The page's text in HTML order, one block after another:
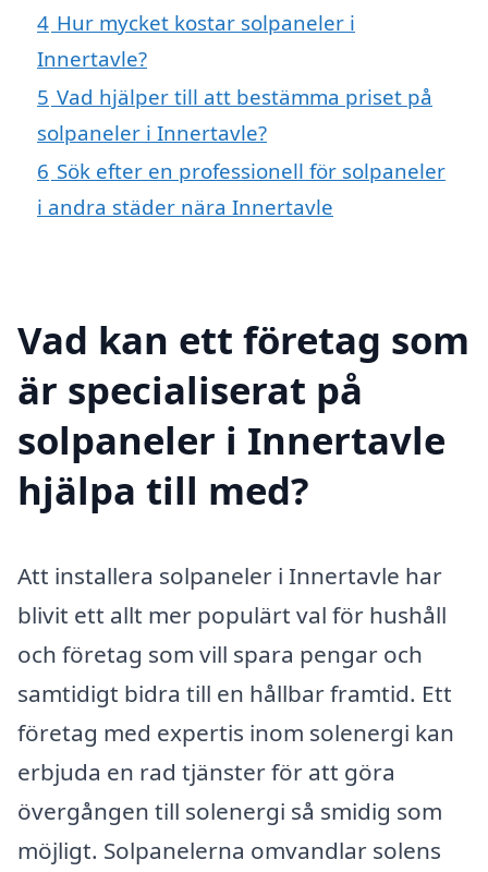
4 Hur mycket kostar solpaneler i
Innertavle?
5 Vad hjälper till att bestämma priset på
solpaneler i Innertavle?
6 Sök efter en professionell för solpaneler
i andra städer nära Innertavle
Vad kan ett företag som
är specialiserat på
solpaneler i Innertavle
hjälpa till med?
Att installera solpaneler i Innertavle har
blivit ett allt mer populärt val för hushåll
och företag som vill spara pengar och
samtidigt bidra till en hållbar framtid. Ett
företag med expertis inom solenergi kan
erbjuda en rad tjänster för att göra
övergången till solenergi så smidig som
möjligt. Solpanelerna omvandlar solens